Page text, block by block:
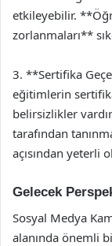
etkileyebilir.
zorlanmaları**
3. **Sertifika
eğitimlerin
belirsizlikler
tarafından
açısından yeterli
Gelecek
Sosyal Medya
alanında önemli